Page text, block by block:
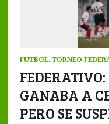
FUTBOL, TORNEO
GANABA A
PERO SE